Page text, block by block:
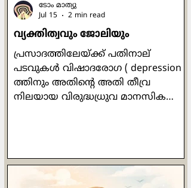
വ്യക്തിത്വവും ജോലിയും
പ്രസാദത്തിലേയ്ക്ക് പതിനാല്
പടവുകള്‍ വിഷാദരോഗ ( depression )
ത്തിനും അതിന്‍റെ അതി തീവ്ര
നിലയായ വിരുദ്ധധ്രുവ മാനസിക
mood mapping ) ത്തിന്‍റെ പതിനാലു
ദിവസത്തെ പഠനം
ടോം മാത്യു
Jul 15
2 min read